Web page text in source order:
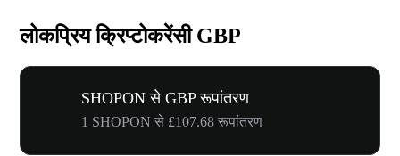
लोकप्रिय क्रिप्टोकरेंसी GBP
SHOPON से GBP रूपांतरण
1 SHOPON से £107.68 रूपांतरण